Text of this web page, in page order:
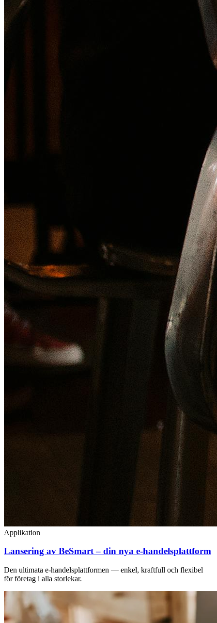
Applikation
Lansering av BeSmart – din nya e-handelsplattform
Den ultimata e-handelsplattformen — enkel, kraftfull och flexibel
för företag i alla storlekar.